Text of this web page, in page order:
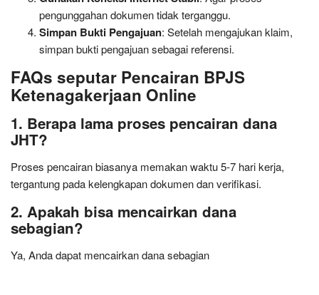
pengunggahan dokumen tidak terganggu.
Simpan Bukti Pengajuan: Setelah mengajukan klaim,
simpan bukti pengajuan sebagai referensi.
FAQs seputar Pencairan BPJS
Ketenagakerjaan Online
1. Berapa lama proses pencairan dana
JHT?
Proses pencairan biasanya memakan waktu 5-7 hari kerja,
tergantung pada kelengkapan dokumen dan verifikasi.
2. Apakah bisa mencairkan dana
sebagian?
Ya, Anda dapat mencairkan dana sebagian